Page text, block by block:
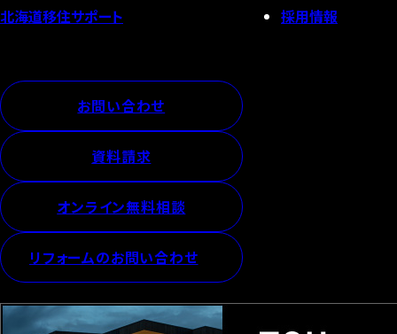
北海道移住サポート
採用情報
お問い合わせ
資料請求
オンライン無料相談
リフォームのお問い合わせ